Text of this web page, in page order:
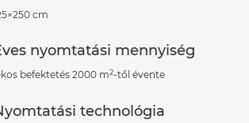
cm
nyomtatási mennyiség
befektetés 2000 m2-től évente
technológia